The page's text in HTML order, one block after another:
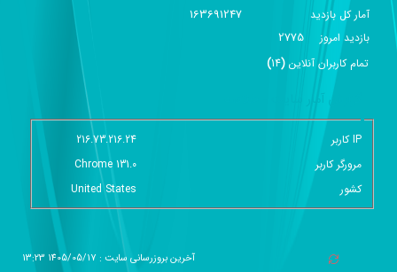
آمار کل بازدید 163691247
بازديد امروز 2775
تمام کاربران آنلاين (
14
)
IP کاربر
216.73.216.24
مرورگر کاربر
Chrome 131.0
کشور
United States
آخرین بروزرسانی سایت : 1405/05/17 13:23